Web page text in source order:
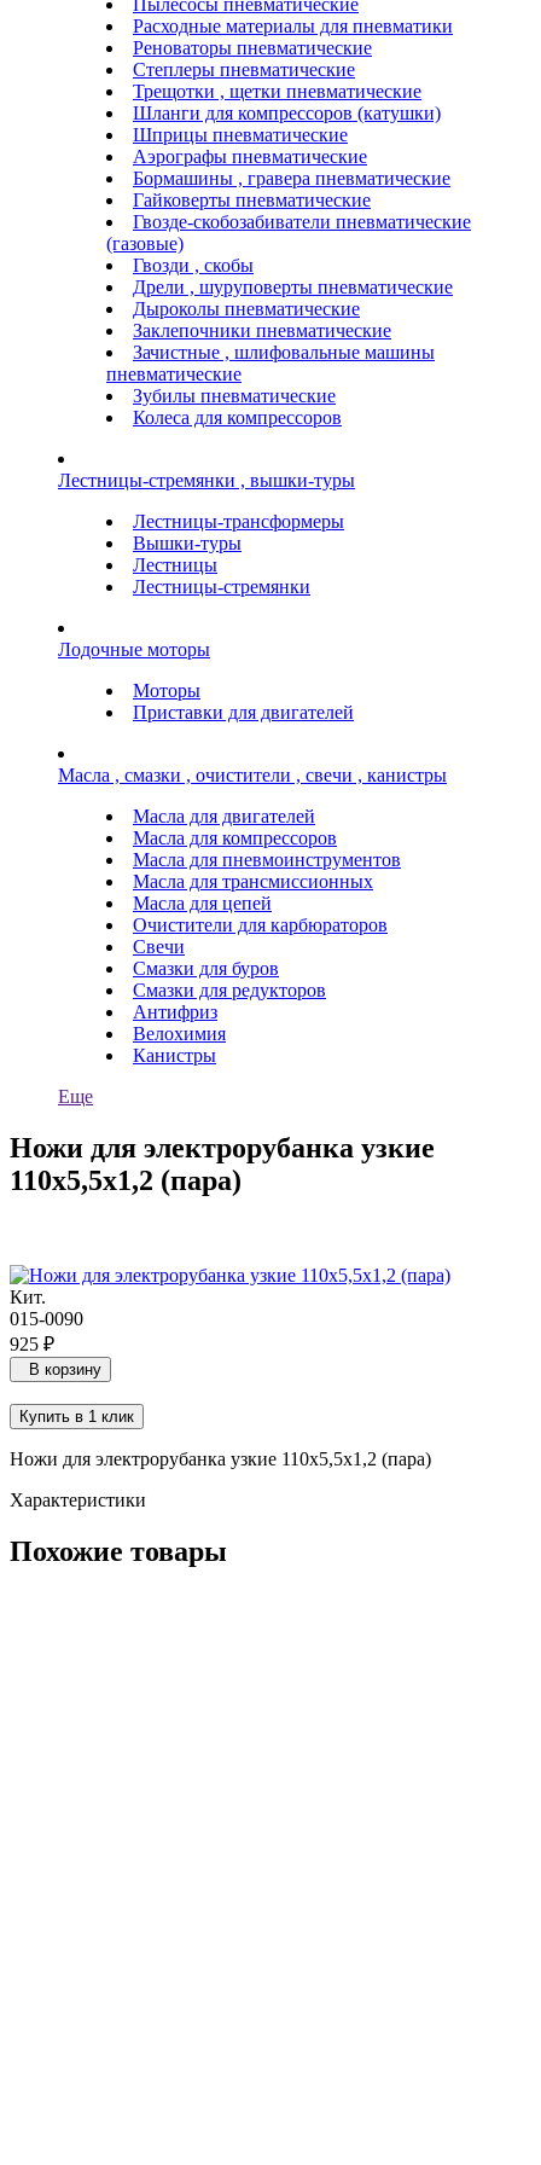
Пылесосы пневматические
Расходные материалы для пневматики
Реноваторы пневматические
Степлеры пневматические
Трещотки , щетки пневматические
Шланги для компрессоров (катушки)
Шприцы пневматические
Аэрографы пневматические
Бормашины , гравера пневматические
Гайковерты пневматические
Гвозде-скобозабиватели пневматические
(газовые)
Гвозди , скобы
Дрели , шуруповерты пневматические
Дыроколы пневматические
Заклепочники пневматические
Зачистные , шлифовальные машины
пневматические
Зубилы пневматические
Колеса для компрессоров
Лестницы-стремянки , вышки-туры
Лестницы-трансформеры
Вышки-туры
Лестницы
Лестницы-стремянки
Лодочные моторы
Моторы
Приставки для двигателей
Масла , смазки , очистители , свечи , канистры
Масла для двигателей
Масла для компрессоров
Масла для пневмоинструментов
Масла для трансмиссионных
Масла для цепей
Очистители для карбюраторов
Свечи
Смазки для буров
Смазки для редукторов
Антифриз
Велохимия
Канистры
Еще
Ножи для электрорубанка узкие
110х5,5х1,2 (пара)
Кит.
015-0090
925 ₽
В корзину
Купить в 1 клик
Ножи для электрорубанка узкие 110х5,5х1,2 (пара)
Характеристики
Похожие товары